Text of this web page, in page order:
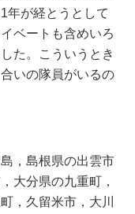
年が経とうとして
ベートも含めいろ
た。こういうとき
いの隊員がいるの
，島根県の出雲市
大分県の九重町，
，久留米市，大川